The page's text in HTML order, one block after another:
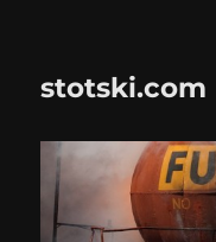
stotski.com